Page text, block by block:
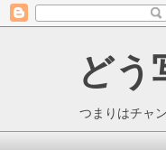
どう
つまりはチャ